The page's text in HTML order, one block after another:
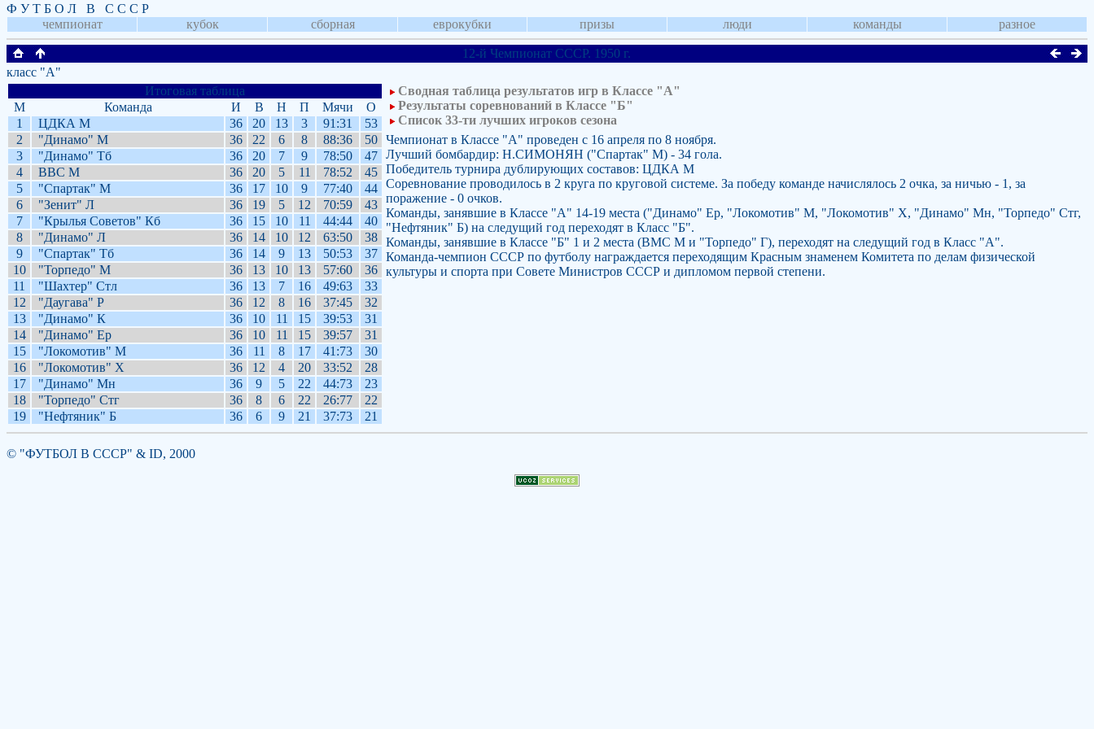
Ф У Т Б О Л В С С С Р
чемпионат
кубок сборная еврокубки призы люди команды разное
12-й Чемпионат СССР. 1950 г.
класс "А"
Итоговая таблица
Сводная таблица результатов игр в Классе "А"
Результаты соревнований в Классе "Б"
Список 33-ти лучших игроков сезона
М Команда И В Н П Мячи
О
1
ЦДКА М 36 20 13 3 91:31
53
2
"Динамо" М 36 22 6 8 88:36 50 Чемпионат в Классе "А" проведен с 16 апреля по 8 ноября.
Лучший бомбардир: Н.СИМОНЯН ("Спартак" М) - 34 гола.
Победитель турнира дублирующих составов: ЦДКА М
Соревнование проводилось в 2 круга по круговой системе. За победу команде начислялось 2 очка, за ничью - 1, за
поражение - 0 очков.
Команды, занявшие в Классе "А" 14-19 места ("Динамо" Ер, "Локомотив" М, "Локомотив" Х, "Динамо" Мн, "Торпедо" Стг,
"Нефтяник" Б) на следущий год переходят в Класс "Б".
Команды, занявшие в Классе "Б" 1 и 2 места (ВМС М и "Торпедо" Г), переходят на следущий год в Класс "А".
Команда-чемпион СССР по футболу награждается переходящим Красным знаменем Комитета по делам физической
культуры и спорта при Совете Министров СССР и дипломом первой степени.
3 "Динамо" Тб 36 20 7 9 78:50
47
4
ВВС М 36 20 5 11 78:52
45
5
"Спартак" М 36 17 10 9 77:40
44
6
"Зенит" Л 36 19 5 12 70:59
43
7
"Крылья Советов" Кб 36 15 10 11 44:44
40
8
"Динамо" Л 36 14 10 12 63:50
38
9
"Спартак" Тб 36 14 9 13 50:53
37
10
"Торпедо" М 36 13 10 13 57:60
36
11
"Шахтер" Стл 36 13 7 16 49:63
33
12
"Даугава" Р 36 12 8 16 37:45
32
13
"Динамо" К 36 10 11 15 39:53
31
14
"Динамо" Ер 36 10 11 15 39:57
31
15
"Локомотив" М 36 11 8 17 41:73
30
16
"Локомотив" Х 36 12 4 20 33:52
28
17
"Динамо" Мн 36 9 5 22 44:73
23
18
"Торпедо" Стг 36 8 6 22 26:77
22
19
"Нефтяник" Б 36 6 9 21 37:73 21
© "ФУТБОЛ В СССР" & ID, 2000